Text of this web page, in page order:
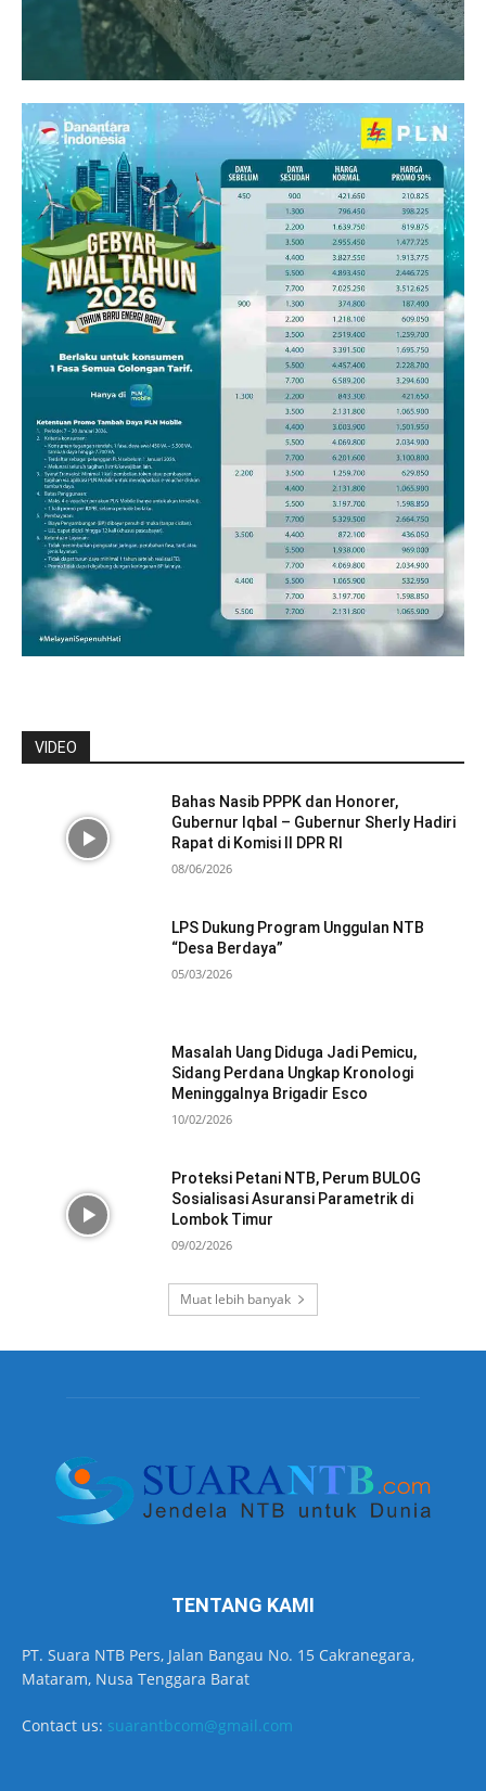
VIDEO
Bahas Nasib PPPK dan Honorer,
Gubernur Iqbal – Gubernur Sherly Hadiri
Rapat di Komisi II DPR RI
08/06/2026
LPS Dukung Program Unggulan NTB
“Desa Berdaya”
05/03/2026
Masalah Uang Diduga Jadi Pemicu,
Sidang Perdana Ungkap Kronologi
Meninggalnya Brigadir Esco
10/02/2026
Proteksi Petani NTB, Perum BULOG
Sosialisasi Asuransi Parametrik di
Lombok Timur
09/02/2026
Muat lebih banyak
TENTANG KAMI
PT. Suara NTB Pers, Jalan Bangau No. 15 Cakranegara,
Mataram, Nusa Tenggara Barat
Contact us: suarantbcom@gmail.com